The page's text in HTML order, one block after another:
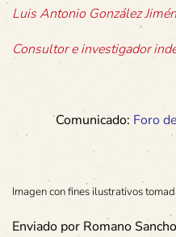
Luis Antonio González
Consultor e investigador
Comunicado: Foro
Imagen con fines ilustrativos
Enviado por Romano